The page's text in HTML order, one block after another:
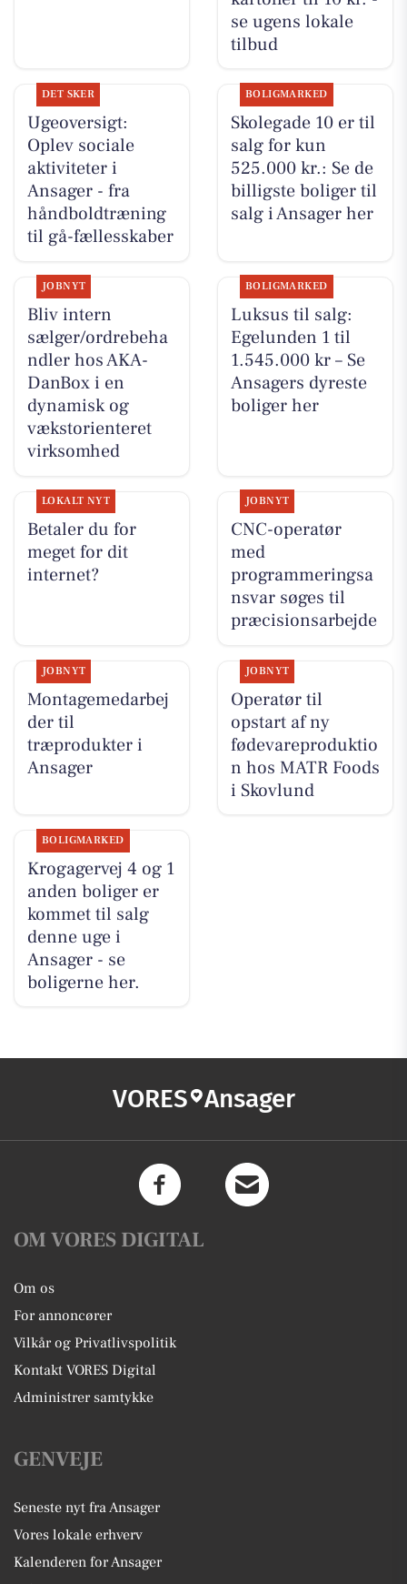
se ugens lokale
tilbud
DET SKER
Ugeoversigt:
Oplev sociale
aktiviteter i
Ansager - fra
håndboldtræning
til gå-fællesskaber
BOLIGMARKED
Skolegade 10 er til
salg for kun
525.000 kr.: Se de
billigste boliger til
salg i Ansager her
JOBNYT
Bliv intern
sælger/ordrebeha
ndler hos AKA-
DanBox i en
dynamisk og
vækstorienteret
virksomhed
BOLIGMARKED
Luksus til salg:
Egelunden 1 til
1.545.000 kr – Se
Ansagers dyreste
boliger her
LOKALT NYT
Betaler du for
meget for dit
internet?
JOBNYT
CNC-operatør
med
programmeringsa
nsvar søges til
præcisionsarbejde
JOBNYT
Montagemedarbej
der til
træprodukter i
Ansager
JOBNYT
Operatør til
opstart af ny
fødevareproduktio
n hos MATR Foods
i Skovlund
BOLIGMARKED
Krogagervej 4 og 1
anden boliger er
kommet til salg
denne uge i
Ansager - se
boligerne her.
VORES Ansager
OM VORES DIGITAL
Om os
For annoncører
Vilkår og Privatlivspolitik
Kontakt VORES Digital
Administrer samtykke
GENVEJE
Seneste nyt fra Ansager
Vores lokale erhverv
Kalenderen for Ansager